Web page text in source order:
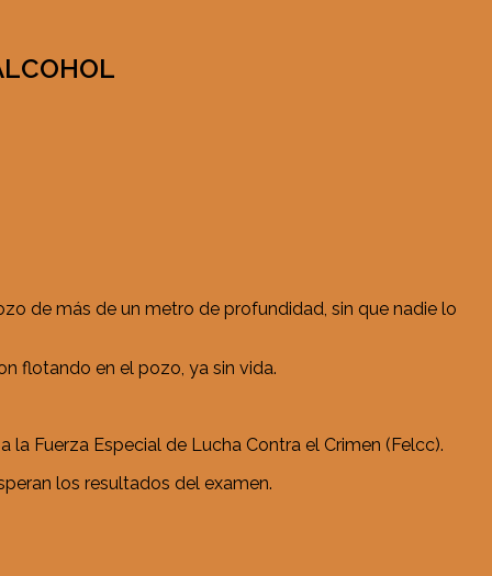
de más de un metro de profundidad, sin que nadie lo
flotando en el pozo, ya sin vida.
Fuerza Especial de Lucha Contra el Crimen (Felcc).
los resultados del examen.